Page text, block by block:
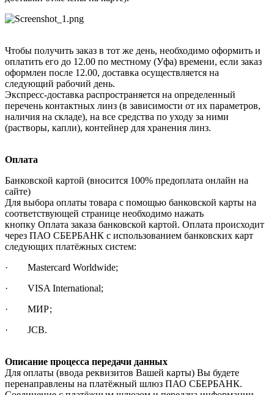
Чтобы получить заказ в тот же день, необходимо оформить и
оплатить его до 12.00 по местному (Уфа) времени, если заказ
оформлен после 12.00, доставка осуществляется на
следующий рабочий день.
Экспресс-доставка распространяется на определенный
перечень контактных линз (в зависимости от их параметров,
наличия на складе), на все средства по уходу за ними
(растворы, капли), контейнер для хранения линз.
Оплата
Банковской картой (вносится 100% предоплата онлайн на
сайте)
Для выбора оплаты товара с помощью банковской карты на
соответствующей странице необходимо нажать
кнопку Оплата заказа банковской картой. Оплата происходит
через ПАО СБЕРБАНК с использованием банковских карт
следующих платёжных систем:
· Mastercard Worldwide;
· VISA International;
· МИР;
· JCB.
Описание процесса передачи данных
Для оплаты (ввода реквизитов Вашей карты) Вы будете
перенаправлены на платёжный шлюз ПАО СБЕРБАНК.